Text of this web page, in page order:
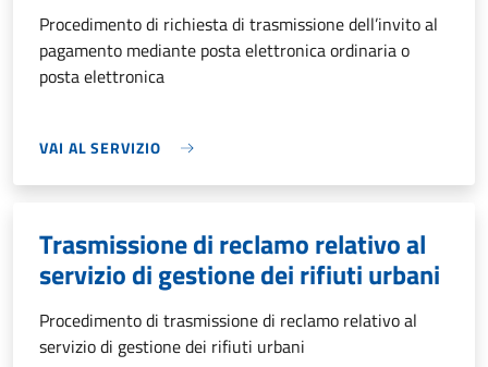
Procedimento di richiesta di trasmissione dell’invito al
pagamento mediante posta elettronica ordinaria o
posta elettronica
VAI AL SERVIZIO
Trasmissione di reclamo relativo al
servizio di gestione dei rifiuti urbani
Procedimento di trasmissione di reclamo relativo al
servizio di gestione dei rifiuti urbani